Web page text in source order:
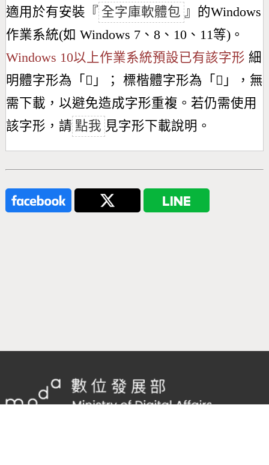
適用於有安裝『 全字庫軟體包 』的Windows
作業系統(如 Windows 7、8、10、11等)。
Windows 10以上作業系統預設已有該字形 細
明體字形為「 𦡸 」； 標楷體字形為「 𦡸 」，無
需下載，以避免造成字形重複。若仍需使用
該字形，請 點我 見字形下載說明。